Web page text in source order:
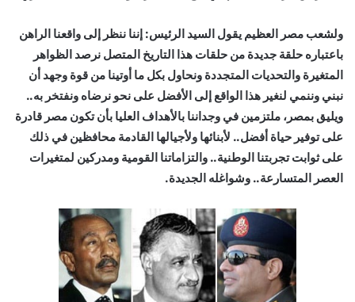
ولشعب مصر العظيم يقول السيد الرئيس: إننا ننظر إلى واقعنا الراهن
باعتباره حلقة جديدة من حلقات هذا التاريخ المتصل نرصد الظواهر
المتغيرة والتحديات المتجددة ونحاول بكل ما أوتينا من قوة وجهد أن
نبني وننمي لنغير هذا الواقع إلى الأفضل على نحو نرضاه ونفتخر به..
ويليق بمصر، ملتزمين في وجداننا بالأهداف العليا بأن تكون مصر قادرة
على توفير حياة أفضل.. لأبنائها ولأجيالها القادمة محافظين في ذلك
على ثوابت تجربتنا الوطنية.. والتزاماتنا القومية ومدركين لمتغيرات
العصر المتسارعة.. وشواغله الجديدة.